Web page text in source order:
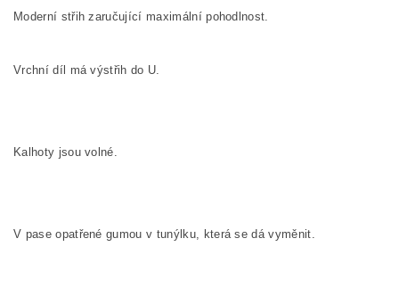
Moderní střih zaručující maximální pohodlnost.
Vrchní díl má výstřih do U.
Kalhoty jsou volné.
V pase opatřené gumou v tunýlku, která se dá vyměnit.